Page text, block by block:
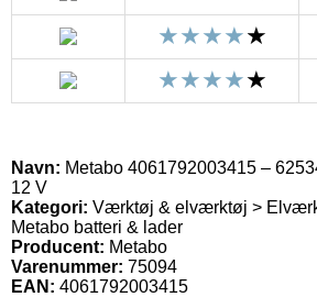
Navn: Metabo 4061792003415 –
12 V
Kategori: Værktøj & elværktøj >
Metabo batteri & lader
Producent: Metabo
Varenummer: 75094
EAN: 4061792003415